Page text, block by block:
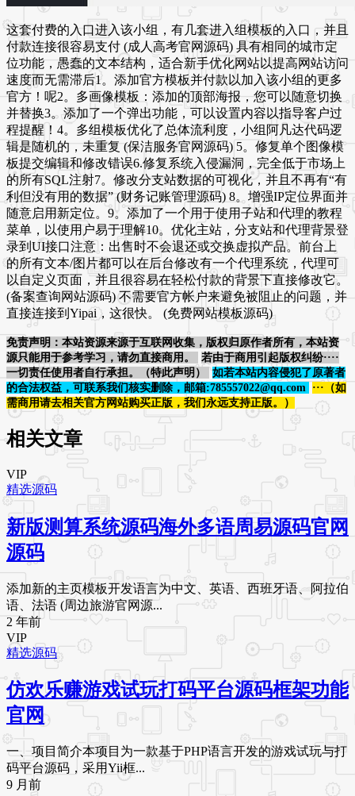
这套付费的入口进入该小组，有几套进入组模板的入口，并且
付款连接很容易支付 (成人高考官网源码) 具有相同的城市定
位功能，愚蠢的文本结构，适合新手优化网站以提高网站访问
速度而无需滞后1。添加官方模板并付款以加入该小组的更多
官方！呢2。多画像模板：添加的顶部海报，您可以随意切换
并替换3。添加了一个弹出功能，可以设置内容以指导客户过
程提醒！4。多组模板优化了总体流利度，小组阿凡达代码逻
辑是随机的，未重复 (保洁服务官网源码) 5。修复单个图像模
板提交编辑和修改错误6.修复系统入侵漏洞，完全低于市场上
的所有SQL注射7。修改分支站数据的可视化，并且不再有“有
利但没有用的数据” (财务记账管理源码) 8。增强IP定位界面并
随意启用新定位。9。添加了一个用于使用子站和代理的教程
菜单，以使用户易于理解10。优化主站，分支站和代理背景登
录到UI接口注意：出售时不会退还或交换虚拟产品。前台上
的所有文本/图片都可以在后台修改有一个代理系统，代理可
以自定义页面，并且很容易在轻松付款的背景下直接修改它。
(备案查询网站源码) 不需要官方帐户来避免被阻止的问题，并
直接连接到Yipai，这很快。 (免费网站模板源码)
免责声明：本站资源来源于互联网收集，版权归原作者所有，本站资
源只能用于参考学习，请勿直接商用。
若由于商用引起版权纠纷····
一切责任使用者自行承担。（特此声明）
如若本站内容侵犯了原著者
的合法权益，可联系我们核实删除，邮箱:785557022@qq.com
···（如
需商用请去相关官方网站购买正版，我们永远支持正版。）
相关文章
VIP
精选源码
新版测算系统源码海外多语周易源码官网
源码
添加新的主页模板开发语言为中文、英语、西班牙语、阿拉伯
语、法语 (周边旅游官网源...
2 年前
VIP
精选源码
仿欢乐赚游戏试玩打码平台源码框架功能
官网
一、项目简介本项目为一款基于PHP语言开发的游戏试玩与打
码平台源码，采用Yii框...
9 月前